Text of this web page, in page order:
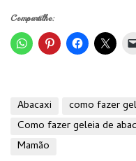
Compartilhe:
Abacaxi
como fazer
Como fazer geleia de
Mamão